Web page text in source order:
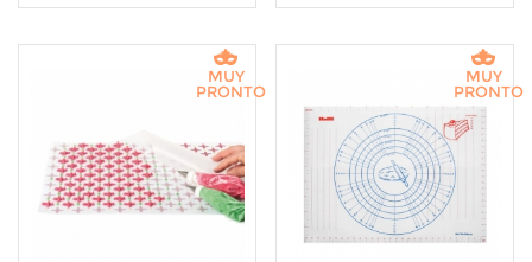
MUY
PRONTO
MUY
PRONTO